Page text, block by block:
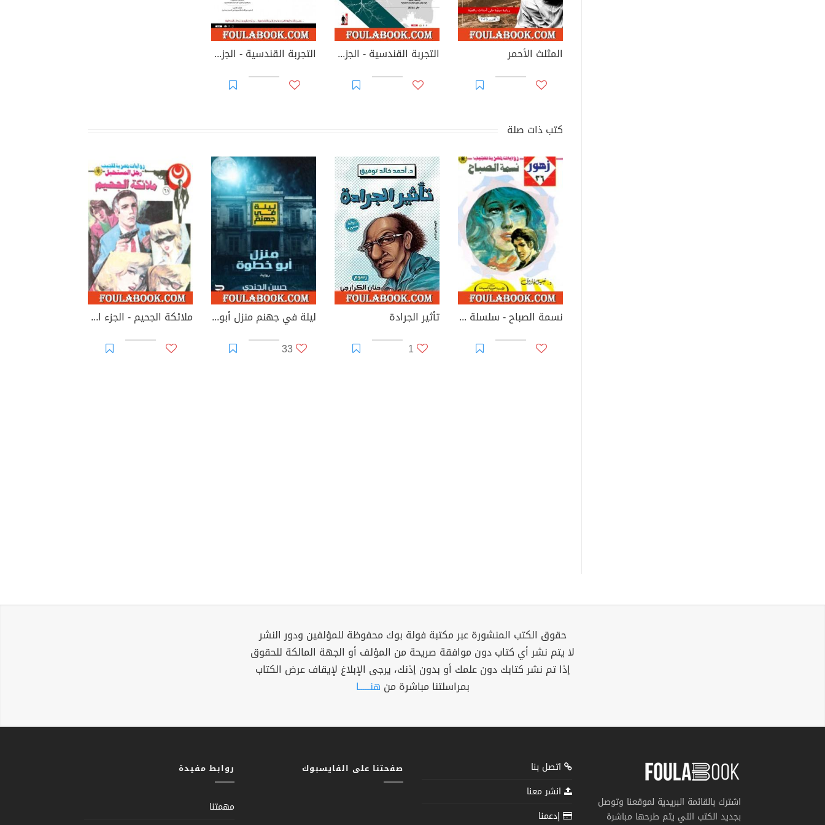
المثلث الأحمر التجربة القندسية - اﻟﺠزء الأول التجربة القندسية - اﻟﺠزء الثاني
كتب ذات صلة
نسمة الصباح - سلسلة زهور
تأثير الجرادة
1
ليلة في جهنم منزل أبو خطوة
33
ملائكة الجحيم - الجزء الأول - سلسلة رجل المستحيل
حقوق الكتب المنشورة عبر مكتبة فولة بوك محفوظة للمؤلفين ودور النشر
لا يتم نشر أي كتاب دون موافقة صريحة من المؤلف أو الجهة المالكة للحقوق
إذا تم نشر كتابك دون علمك أو بدون إذنك، يرجى الإبلاغ لإيقاف عرض الكتاب
بمراسلتنا مباشرة من هنــــــا
اشترك بالقائمة البريدية لموقعنا وتوصل
بجديد الكتب التي يتم طرحها مباشرة
اتصل بنا
انشر معنا
إدعمنا
صفحتنا على الفايسبوك روابط مفيدة
مهمتنا